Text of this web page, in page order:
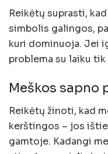
Reikėtų suprasti,
simbolis galingos,
kuri dominuoja. Jei
problema su laiku
Meškos sapno
Reikėtų žinoti, kad
kerštingos – jos
gamtoje. Kadangi